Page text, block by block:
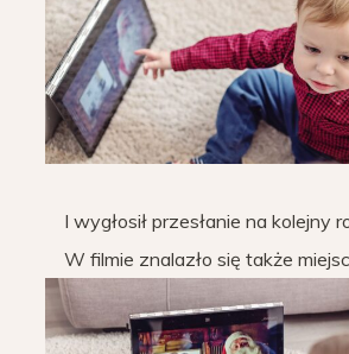
I wygłosił przesłanie na kolejny
W filmie znalazło się także